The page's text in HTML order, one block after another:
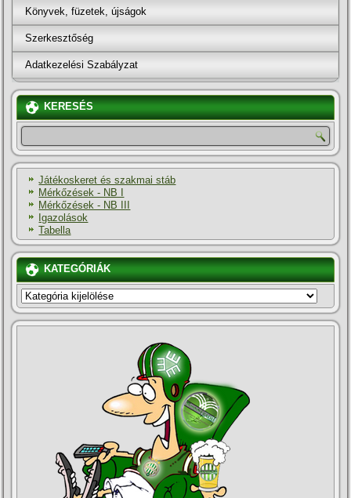
Könyvek, füzetek, újságok
Szerkesztőség
Adatkezelési Szabályzat
KERESÉS
Játékoskeret és szakmai stáb
Mérkőzések - NB I
Mérkőzések - NB III
Igazolások
Tabella
KATEGÓRIÁK
KATEGÓRIÁK